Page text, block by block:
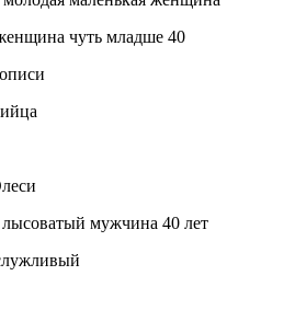
чуть младше 40
мужчина 40 лет